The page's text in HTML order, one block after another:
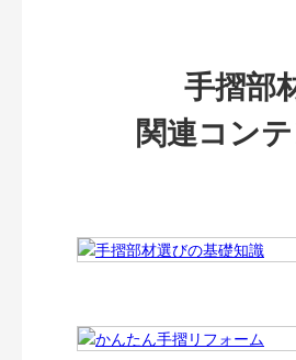
手摺部
関連コン